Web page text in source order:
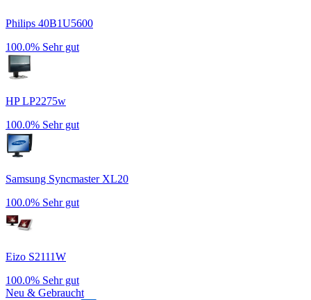
Philips 40B1U5600
100.0% Sehr gut
HP LP2275w
100.0% Sehr gut
Samsung Syncmaster XL20
100.0% Sehr gut
Eizo S2111W
100.0% Sehr gut
Neu & Gebraucht